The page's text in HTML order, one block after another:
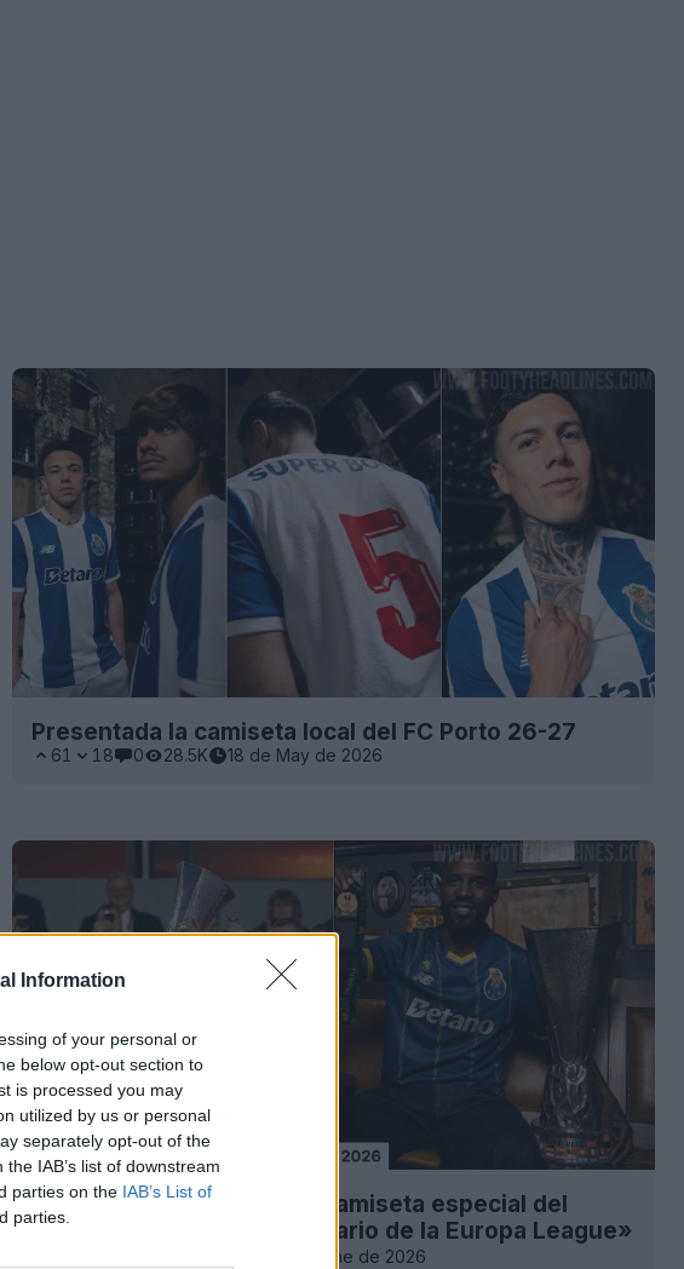
Information
of your personal or
below opt-out section to
is processed you may
utilized by us or personal
separately opt-out of the
IAB’s list of downstream
parties on the IAB’s List of
parties.
Presentada la camiseta local del FC Porto 26-27
61 18 0 28.5K 18 de May de 2026
Lanzamiento de la cuarta camiseta especial del
Oporto 25-26 «15º aniversario de la Europa League»
12 de Ene de 2026